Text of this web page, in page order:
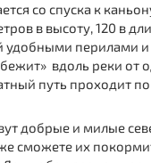
со спуска к
в высоту, 120 в
удобными перилами и
вдоль реки от
путь проходит
добрые и милые
сможете их